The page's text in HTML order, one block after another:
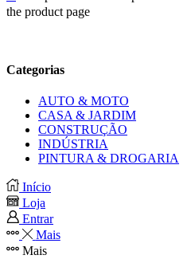
the product page
Categorias
AUTO & MOTO
CASA & JARDIM
CONSTRUÇÃO
INDÚSTRIA
PINTURA & DROGARIA
Início
Loja
Entrar
Mais
Mais